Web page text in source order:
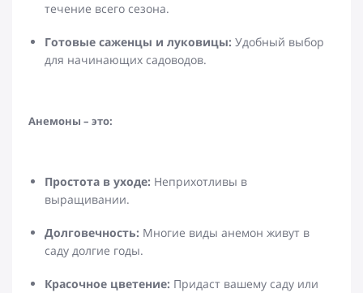
течение всего сезона.
Готовые саженцы и луковицы: Удобный выбор
для начинающих садоводов.
Анемоны – это:
Простота в уходе: Неприхотливы в
выращивании.
Долговечность: Многие виды анемон живут в
саду долгие годы.
Красочное цветение: Придаст вашему саду или